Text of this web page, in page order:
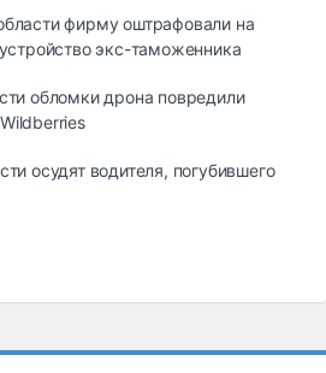
фирму оштрафовали на
экс-таможенника
обломки дрона повредили
осудят водителя, погубившего